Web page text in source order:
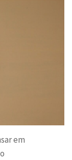
em